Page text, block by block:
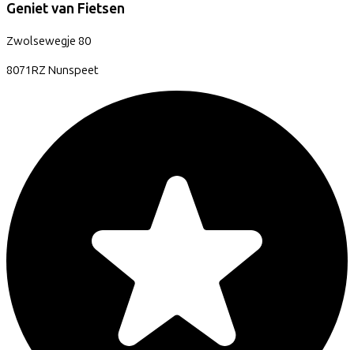
Geniet van Fietsen
Zwolsewegje 80
8071RZ Nunspeet